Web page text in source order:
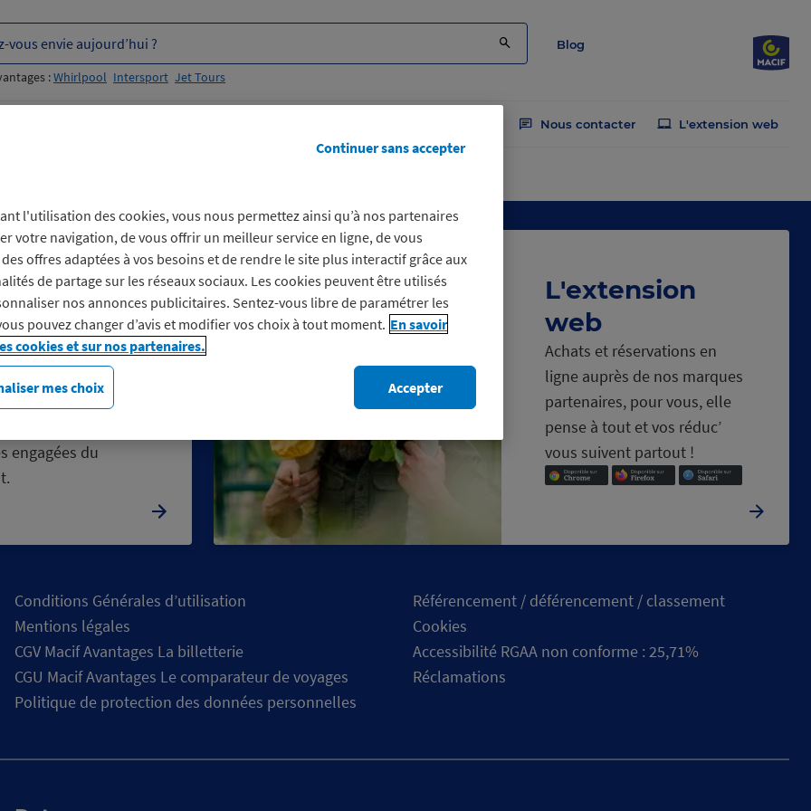
vous envie aujourd’hui ?
:Whirlpool Intersport Jet Tours
Blog
Nous contacter L'extension web
vos
pas
engagées du
L'extension
web
Achats et réservations en
ligne auprès de nos marques
partenaires, pour vous, elle
pense à tout et vos réduc’
vous suivent partout !
Conditions Générales d’utilisation
Mentions légales
CGV Macif Avantages La billetterie
CGU Macif Avantages Le comparateur de voyages
Politique de protection des données personnelles
Référencement / déférencement / classement
Cookies
Accessibilité RGAA non conforme : 25,71%
Réclamations
Chargement
l'utilisation des cookies, vous nous permettez ainsi qu’à nos partenaires
votre navigation, de vous offrir un meilleur service en ligne, de vous
offres adaptées à vos besoins et de rendre le site plus interactif grâce aux
de partage sur les réseaux sociaux. Les cookies peuvent être utilisés
nos annonces publicitaires. Sentez-vous libre de paramétrer les
pouvez changer d’avis et modifier vos choix à tout moment. En savoir
cookies et sur nos partenaires.
mes choix
Continuer sans accepter
Accepter